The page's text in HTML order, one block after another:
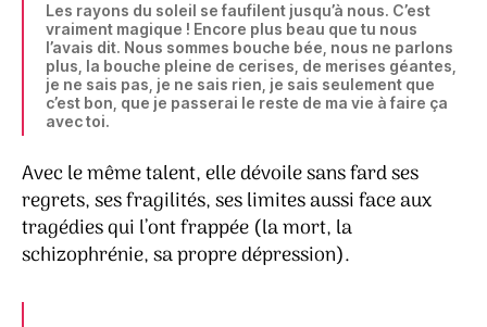
Les rayons du soleil se faufilent jusqu’à nous. C’est
vraiment magique ! Encore plus beau que tu nous
l’avais dit. Nous sommes bouche bée, nous ne parlons
plus, la bouche pleine de cerises, de merises géantes,
je ne sais pas, je ne sais rien, je sais seulement que
c’est bon, que je passerai le reste de ma vie à faire ça
avec toi.
Avec le même talent, elle dévoile sans fard ses
regrets, ses fragilités, ses limites aussi face aux
tragédies qui l’ont frappée (la mort, la
schizophrénie, sa propre dépression).